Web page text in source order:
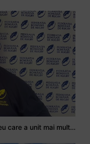
Stejarul Iulian Hartig: A fost un turneu care a unit mai mult echipa